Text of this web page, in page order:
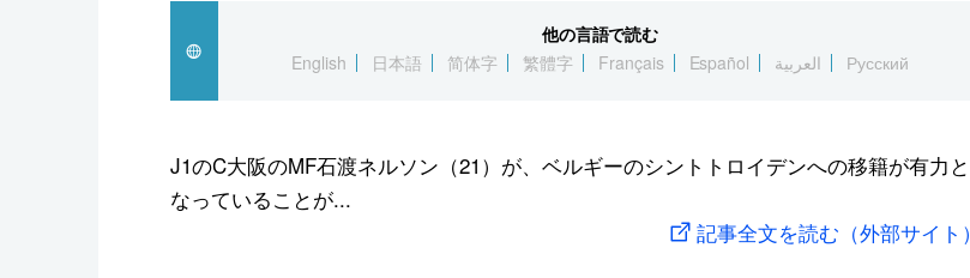
スポーツ・東京2020
他の言語で読む
English
日本語 简体字 繁體字 Français Español العربية Русский
J1のC大阪のMF石渡ネルソン（21）が、ベルギーのシントトロイデンへの移籍が有力と
なっていることが...
記事全文を読む（外部サイト）